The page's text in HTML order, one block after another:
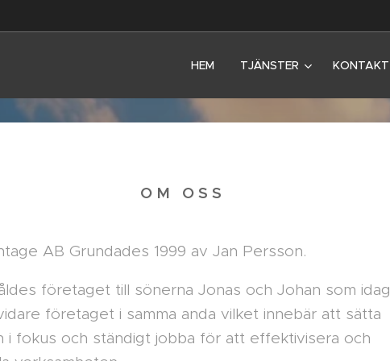
HEM TJÄNSTER KONTAKT
O M O S S
AB Grundades 1999 av Jan Persson.
företaget till sönerna Jonas och Johan som idag
företaget i samma anda vilket innebär att sätta
i fokus och ständigt jobba för att effektivisera och